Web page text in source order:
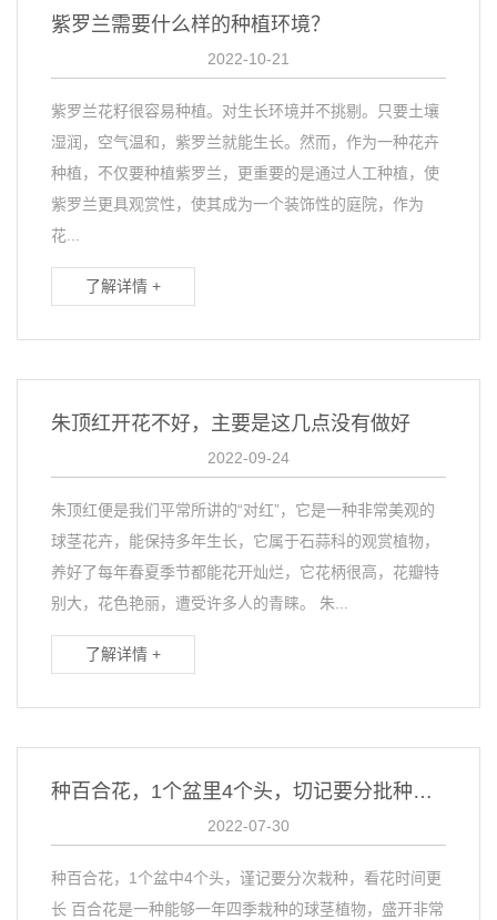
紫罗兰需要什么样的种植环境？
2022-10-21
紫罗兰花籽很容易种植。对生长环境并不挑剔。只要土壤
湿润，空气温和，紫罗兰就能生长。然而，作为一种花卉
种植，不仅要种植紫罗兰，更重要的是通过人工种植，使
紫罗兰更具观赏性，使其成为一个装饰性的庭院，作为
花...
了解详情 +
朱顶红开花不好，主要是这几点没有做好
2022-09-24
朱顶红便是我们平常所讲的“对红”，它是一种非常美观的
球茎花卉，能保持多年生长，它属于石蒜科的观赏植物，
养好了每年春夏季节都能花开灿烂，它花柄很高，花瓣特
别大，花色艳丽，遭受许多人的青睐。 朱...
了解详情 +
种百合花，1个盆里4个头，切记要分批种植，赏花时间更长
2022-07-30
种百合花，1个盆中4个头，谨记要分次栽种，看花时间更
长 百合花是一种能够一年四季栽种的球茎植物，盛开非常